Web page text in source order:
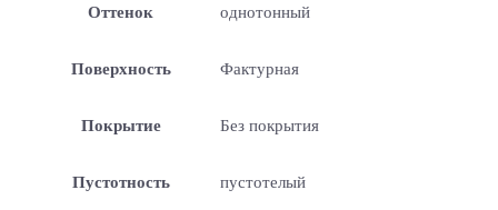
Оттенок однотонный
Поверхность Фактурная
Покрытие Без покрытия
Пустотность пустотелый